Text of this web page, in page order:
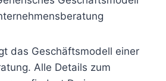
das Geschäftsmodell einer
Alle Details zum